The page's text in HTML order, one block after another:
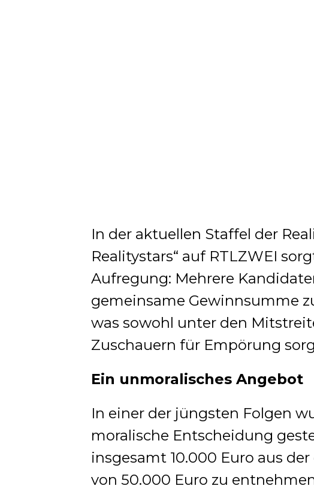
In der aktuellen Staffel der
Realitystars“ auf RTLZWEI
Aufregung: Mehrere
gemeinsame Gewinnsumme
was sowohl unter den
Zuschauern für Empörung
Ein unmoralisches Angebot
In einer der jüngsten Folgen
moralische Entscheidung
insgesamt 10.000 Euro aus
von 50.000 Euro zu